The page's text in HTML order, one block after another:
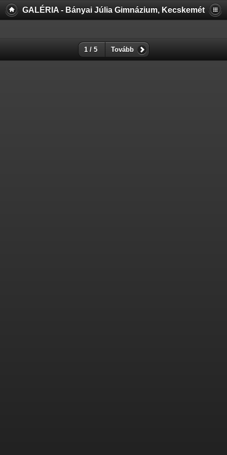
GALÉRIA - Bányai Júlia Gimnázium, Kecskemét
1 / 5 Tovább